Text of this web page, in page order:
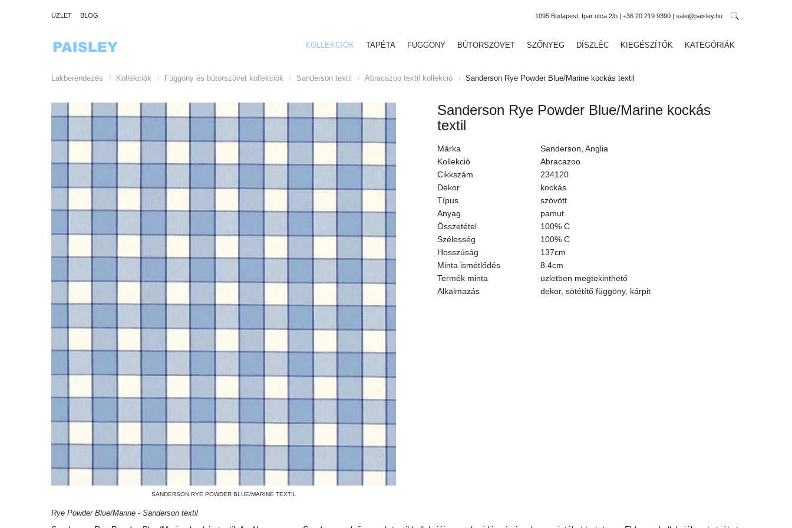
ÜZLET BLOG 1095 Budapest, Ipar utca 2/b | +36 20 219 9390 | sale@paisley.hu
KOLLEKCIÓK TAPÉTA FÜGGÖNY BÚTORSZÖVET SZŐNYEG DÍSZLÉC KIEGÉSZÍTŐK KATEGÓRIÁK
Lakberendezés / Kollekciók / Függöny és bútorszövet kollekciók / Sanderson textil / Abracazoo textil kollekció / Sanderson Rye Powder Blue/Marine kockás textil
SANDERSON RYE POWDER BLUE/MARINE TEXTIL
Sanderson Rye Powder Blue/Marine kockás
textil
Márka
Sanderson, Anglia
Kollekció
Abracazoo
Cikkszám
234120
Dekor
kockás
Típus
szövött
Anyag
pamut
Összetétel
100% C
Szélesség
100% C
Hosszúság
137cm
Minta ismétlődés
8.4cm
Termék minta
üzletben megtekinthető
Alkalmazás
dekor, sötétítő függöny, kárpit
Rye Powder Blue/Marine - Sanderson textil